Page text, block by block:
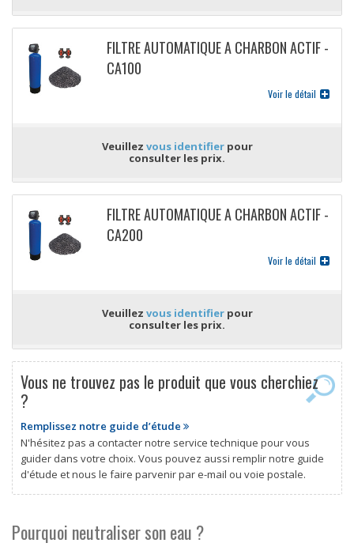
FILTRE AUTOMATIQUE A CHARBON ACTIF -
CA100
Voir le détail
Veuillez vous identifierpour
consulter les prix.
FILTRE AUTOMATIQUE A CHARBON ACTIF -
CA200
Voir le détail
Veuillez vous identifierpour
consulter les prix.
Vous ne trouvez pas le produit que vous cherchiez
?
Remplissez notre guide d’étude
N'hésitez pas a contacter notre service technique pour vous
guider dans votre choix. Vous pouvez aussi remplir notre guide
d'étude et nous le faire parvenir par e-mail ou voie postale.
Pourquoi neutraliser son eau ?